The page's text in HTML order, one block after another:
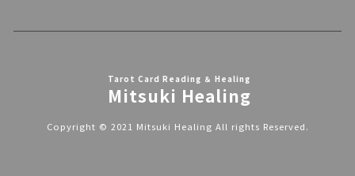
Tarot Card Reading ＆ Healing
Mitsuki Healing
Copyright © 2021 Mitsuki Healing All rights Reserved.